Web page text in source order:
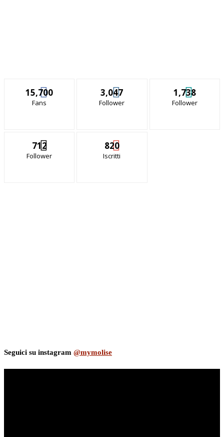
15,700
Fans
3,047
Follower
1,738
Follower
712
Follower
820
Iscritti
Seguici su instagram @mymolise